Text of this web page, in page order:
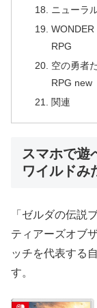
ニューラ
RPG
空の勇者
RPG new
関連
スマホで遊
ワイルドみ
「ゼルダの伝説
ティアーズオブ
ッチを代表する
す。